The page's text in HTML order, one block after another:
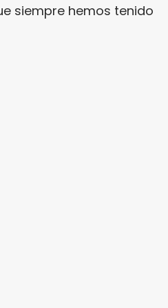
siempre hemos tenido